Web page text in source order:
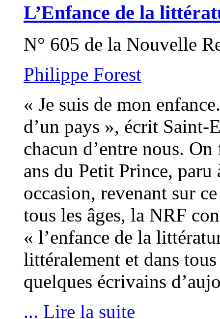
L’Enfance de la
N° 605 de la Nouvelle
Philippe Forest
« Je suis de mon
d’un pays », écrit Saint-
chacun d’entre nous.
ans du Petit Prince,
occasion, revenant sur
tous les âges, la NRF
« l’enfance de la
littéralement et dans
quelques écrivains
... Lire la suite